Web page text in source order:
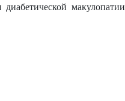
макулопатии